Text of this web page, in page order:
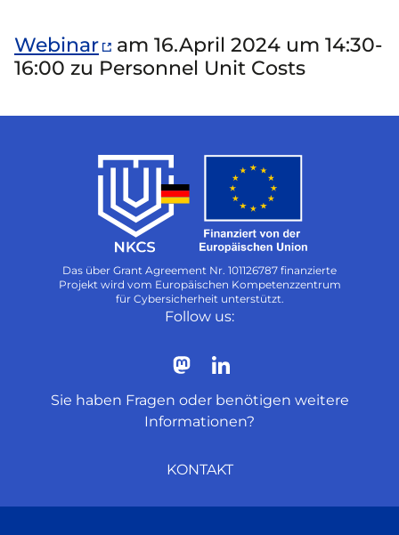
Webinar
am 16.April 2024 um 14:30-
16:00 zu Personnel Unit Costs
Das über Grant Agreement Nr. 101126787 finanzierte
Projekt wird vom Europäischen Kompetenzzentrum
für Cybersicherheit unterstützt.
Sie haben Fragen oder benötigen weitere
Informationen?
KONTAKT
Follow us: